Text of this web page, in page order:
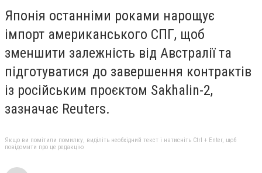
Японія останніми роками нарощує
імпорт американського СПГ, щоб
зменшити залежність від Австралії та
підготуватися до завершення контрактів
із російським проєктом Sakhalin-2,
зазначає Reuters.
Якщо ви помітили помилку, виділіть необхідний текст і натисніть Ctrl + Enter, щоб
повідомити про це редакцію